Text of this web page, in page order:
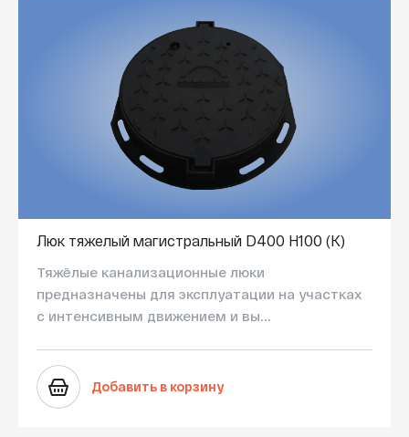
Люк тяжелый магистральный D400 H100 (K)
Тяжёлые канализационные люки
предназначены для эксплуатации на участках
с интенсивным движением и вы...
Добавить в корзину